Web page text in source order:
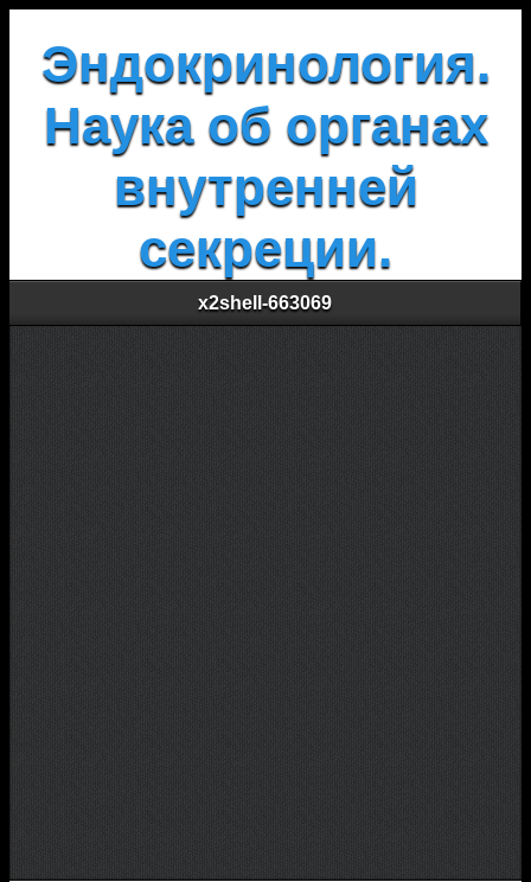
Эндокринология.
Наука об органах
внутренней
секреции.
x2shell-663069